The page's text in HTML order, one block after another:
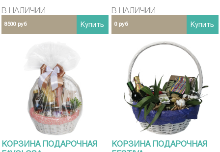
В НАЛИЧИИ
8500 руб Купить
В НАЛИЧИИ
0 руб Купить
КОРЗИНА ПОДАРОЧНАЯ
КОРЗИНА ПОДАРОЧНАЯ